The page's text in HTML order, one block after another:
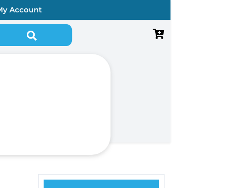
Account
Αναζήτηση για: